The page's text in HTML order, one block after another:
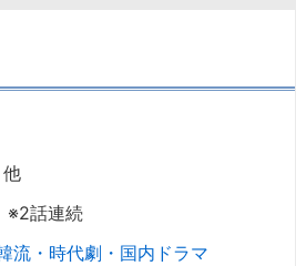
※2話連続
流・時代劇・国内ドラマ